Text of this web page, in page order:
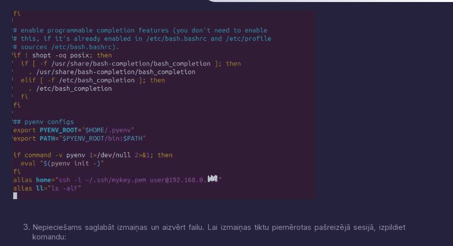
Nepieciešams saglabāt izmaiņas un aizvērt failu. Lai izmaiņas tiktu piemērotas pašreizējā sesijā, izpildiet
komandu: